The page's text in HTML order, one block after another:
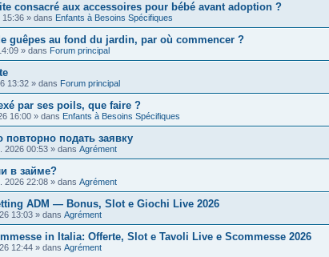
consacré aux accessoires pour bébé avant adoption ?
15:36 » dans Enfants à Besoins Spécifiques
guêpes au fond du jardin, par où commencer ?
» dans Forum principal
13:32 » dans Forum principal
par ses poils, que faire ?
16:00 » dans Enfants à Besoins Spécifiques
подать заявку
2026 00:53 » dans Agrément
в займе?
2026 22:08 » dans Agrément
ADM — Bonus, Slot e Giochi Live 2026
13:03 » dans Agrément
in Italia: Offerte, Slot e Tavoli Live e Scommesse 2026
12:44 » dans Agrément